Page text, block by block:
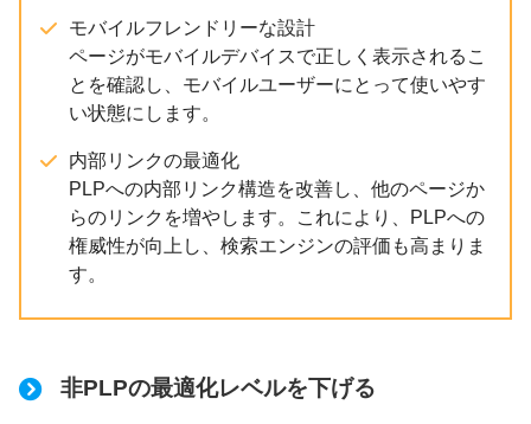
モバイルフレンドリーな設計
ページがモバイルデバイスで正しく表示されるこ
とを確認し、モバイルユーザーにとって使いやす
い状態にします。
内部リンクの最適化
PLPへの内部リンク構造を改善し、他のページか
らのリンクを増やします。これにより、PLPへの
権威性が向上し、検索エンジンの評価も高まりま
す。
非PLPの最適化レベルを下げる